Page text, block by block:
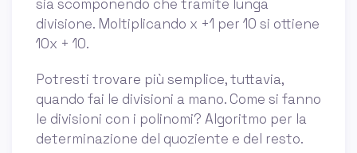
sia scomponendo che tramite lunga
divisione. Moltiplicando x +1 per 10 si ottiene
10x + 10.
Potresti trovare più semplice, tuttavia,
quando fai le divisioni a mano. Come si fanno
le divisioni con i polinomi? Algoritmo per la
determinazione del quoziente e del resto.